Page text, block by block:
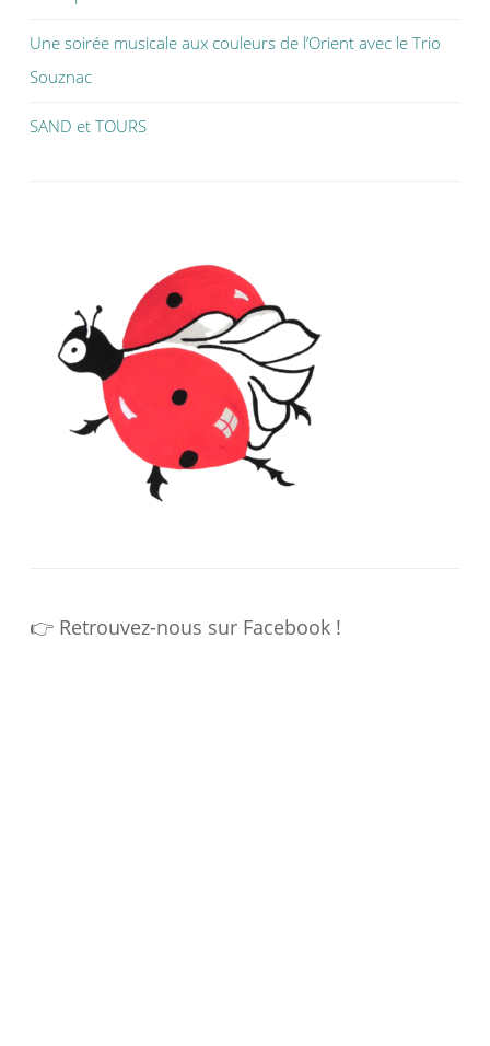
Une soirée musicale aux couleurs de l’Orient avec le Trio
Souznac
SAND et TOURS
👉 Retrouvez-nous sur Facebook !